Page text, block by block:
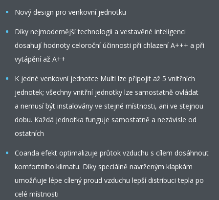
Nový design pro venkovní jednotku
Díky nejmodernější technologii a vestavěné inteligenci
dosahují hodnoty celoroční účinnosti při chlazení A+++ a při
vytápění až A++
K jedné venkovní jednotce Multi lze připojit až 5 vnitřních
jednotek; všechny vnitřní jednotky lze samostatně ovládat
a nemusí být instalovány ve stejné místnosti, ani ve stejnou
dobu. Každá jednotka funguje samostatně a nezávisle od
ostatních
Coanda efekt optimalizuje průtok vzduchu s cílem dosáhnout
komfortního klimatu. Díky speciálně navrženým klapkám
umožňuje lépe cílený proud vzduchu lepší distribuci tepla po
celé místnosti